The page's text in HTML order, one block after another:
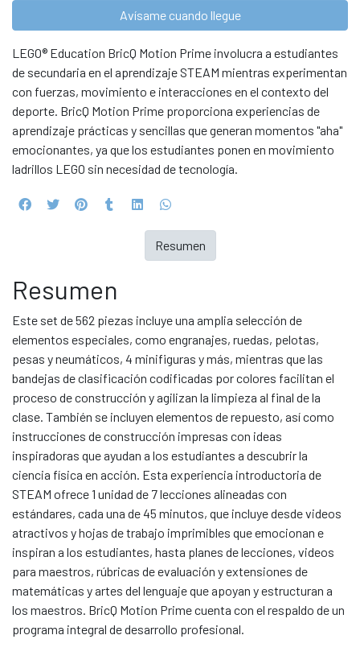
Avísame cuando llegue
LEGO® Education BricQ Motion Prime involucra a estudiantes
de secundaria en el aprendizaje STEAM mientras experimentan
con fuerzas, movimiento e interacciones en el contexto del
deporte. BricQ Motion Prime proporciona experiencias de
aprendizaje prácticas y sencillas que generan momentos "aha"
emocionantes, ya que los estudiantes ponen en movimiento
ladrillos LEGO sin necesidad de tecnología.
Resumen
Este set de 562 piezas incluye una amplia selección de
elementos especiales, como engranajes, ruedas, pelotas,
pesas y neumáticos, 4 minifiguras y más, mientras que las
bandejas de clasificación codificadas por colores facilitan el
proceso de construcción y agilizan la limpieza al final de la
clase. También se incluyen elementos de repuesto, así como
instrucciones de construcción impresas con ideas
inspiradoras que ayudan a los estudiantes a descubrir la
ciencia física en acción. Esta experiencia introductoria de
STEAM ofrece 1 unidad de 7 lecciones alineadas con
estándares, cada una de 45 minutos, que incluye desde videos
atractivos y hojas de trabajo imprimibles que emocionan e
inspiran a los estudiantes, hasta planes de lecciones, videos
para maestros, rúbricas de evaluación y extensiones de
matemáticas y artes del lenguaje que apoyan y estructuran a
los maestros. BricQ Motion Prime cuenta con el respaldo de un
programa integral de desarrollo profesional.
Resumen